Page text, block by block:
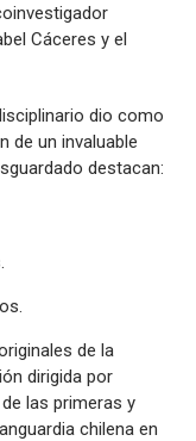
Cáceres y el
dio como
de un invaluable
destacan:
de la
dirigida por
las primeras y
chilena en